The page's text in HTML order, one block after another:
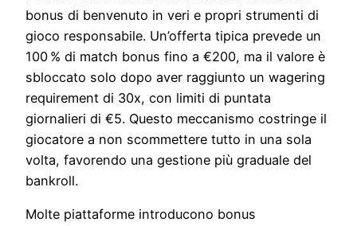
bonus di benvenuto in veri e propri strumenti di
gioco responsabile. Un’offerta tipica prevede un
100 % di match bonus fino a €200, ma il valore è
sbloccato solo dopo aver raggiunto un wagering
requirement di 30x, con limiti di puntata
giornalieri di €5. Questo meccanismo costringe il
giocatore a non scommettere tutto in una sola
volta, favorendo una gestione più graduale del
bankroll.
Molte piattaforme introducono bonus